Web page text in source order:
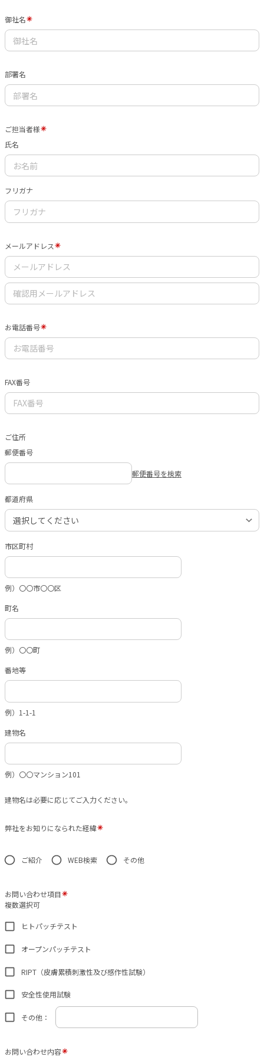
御社名
部署名
ご担当者様
氏名
フリガナ
メールアドレス
お電話番号
FAX番号
ご住所
郵便番号
郵便番号を検索
都道府県
市区町村
例）〇〇市〇〇区
町名
例）〇〇町
番地等
例）1-1-1
建物名
例）〇〇マンション101
建物名は必要に応じてご入力ください。
弊社をお知りになられた経緯
ご紹介 WEB検索 その他
お問い合わせ項目
複数選択可
ヒトパッチテスト
オープンパッチテスト
RIPT（皮膚累積刺激性及び感作性試験）
安全性使用試験
その他：
お問い合わせ内容